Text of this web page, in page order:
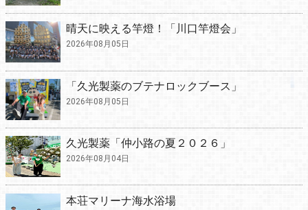
晴天に映える竿燈！「川口竿燈会」
2026年08月05日
「久光製薬のブテナロックブース」
2026年08月05日
久光製薬「仲小路の夏２０２６」
2026年08月04日
本荘マリーナ海水浴場